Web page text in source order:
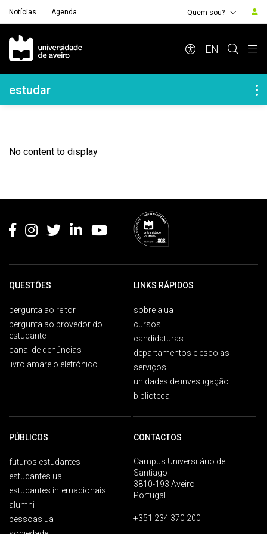
Notícias Agenda Quem sou?
Navegação Principal
EN
Navegação Lateral
estudar
No content to display
QUESTÕES
pergunta ao reitor
pergunta ao provedor do
estudante
canal de denúncias
livro amarelo eletrónico
LINKS RÁPIDOS
sobre a ua
cursos
candidaturas
departamentos e escolas
serviços
unidades de investigação
biblioteca
PÚBLICOS
futuros estudantes
estudantes ua
estudantes internacionais
alumni
pessoas ua
CONTACTOS
Campus Universitário de
Santiago
3810-193 Aveiro
Portugal
+351 234 370 200